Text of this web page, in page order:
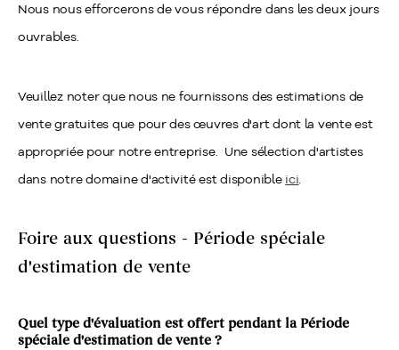
Nous nous efforcerons de vous répondre dans les deux jours
ouvrables.
Veuillez noter que nous ne fournissons des estimations de
vente gratuites que pour des œuvres d'art dont la vente est
appropriée pour notre entreprise. Une sélection d'artistes
dans notre domaine d'activité est disponible ici.
Foire aux questions - Période spéciale
d'estimation de vente
Quel type d'évaluation est offert pendant la Période
spéciale d'estimation de vente ?